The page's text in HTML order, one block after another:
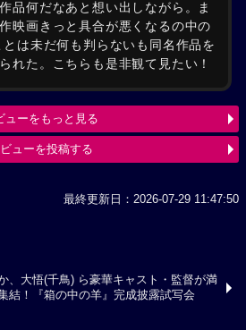
品何だなあと想い出しながら。ま
映画きっと具合が悪くなるの中の
は未だ何も判らないも同名作品を
れた。こちらも是非観て見たい！
ューをもっと見る
ューを投稿する
最終更新日：2026-07-29 11:47:50
、大悟(千鳥) ら豪華キャスト・監督が満
結！『箱の中の羊』完成披露試写会